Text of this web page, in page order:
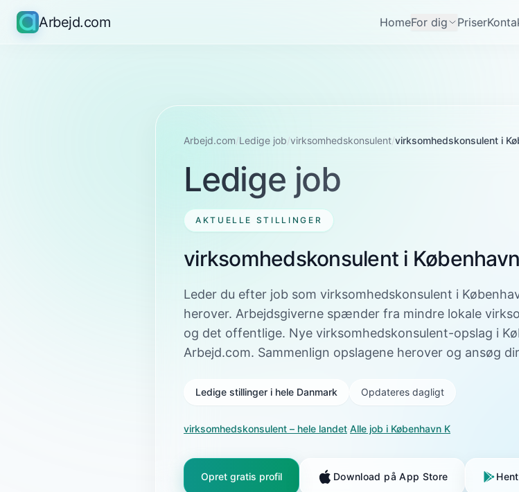
Arbejd.com HomeFor dig Priser
Arbejd.com/Ledige job/virksomhedskonsulent/virksomhedskonsulent i
Ledige job
AKTUELLE STILLINGER
virksomhedskonsulent i
Leder du efter job som virksomhedskonsulent i
herover. Arbejdsgiverne spænder fra mindre lokale
og det offentlige. Nye virksomhedskonsulent-opslag i
Arbejd.com. Sammenlign opslagene herover og ansøg
Ledige stillinger i hele Danmark Opdateres dagligt
virksomhedskonsulent – hele landet·Alle job i København K
Opret gratis profil Download på App Store